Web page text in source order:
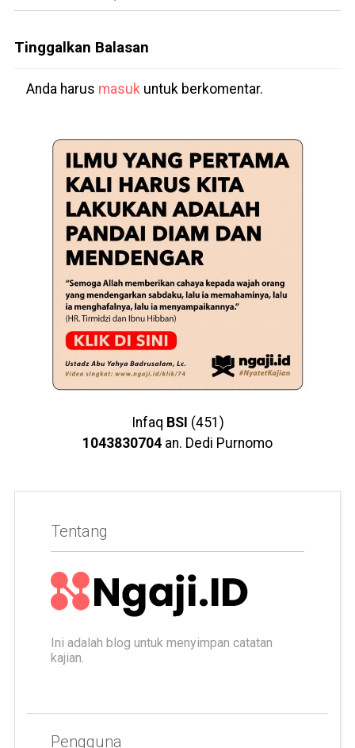
Tinggalkan Balasan
Anda harus masuk untuk berkomentar.
Infaq BSI (451)
1043830704 an. Dedi Purnomo
Tentang
Ini adalah blog untuk menyimpan catatan
kajian.
Pengguna